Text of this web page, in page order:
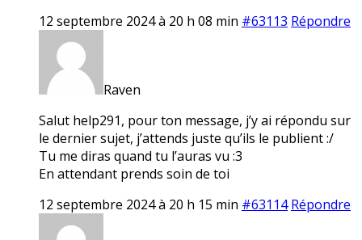
12 septembre 2024 à 20 h 08 min #63113 Répondre
Raven
Salut help291, pour ton message, j’y ai répondu sur
le dernier sujet, j’attends juste qu’ils le publient :/
Tu me diras quand tu l’auras vu :3
En attendant prends soin de toi
12 septembre 2024 à 20 h 15 min #63114 Répondre